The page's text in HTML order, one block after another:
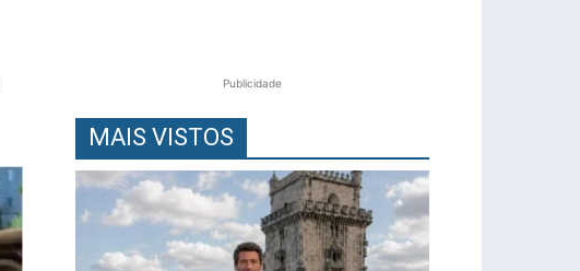
Publicidade
MAIS VISTOS